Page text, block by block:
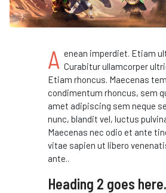
A enean imperdiet. Etiam
Curabitur ullamcorper
Etiam rhoncus. Maecenas
condimentum rhoncus, sem
amet adipiscing sem neque
nunc, blandit vel, luctus
Maecenas nec odio et ante
vitae sapien ut libero
ante..
Heading 2 goes here.